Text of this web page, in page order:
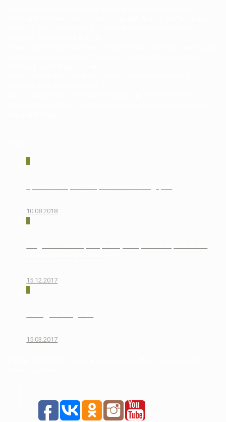
0
10.08.2018
0
15.12.2017
0
15.03.2017